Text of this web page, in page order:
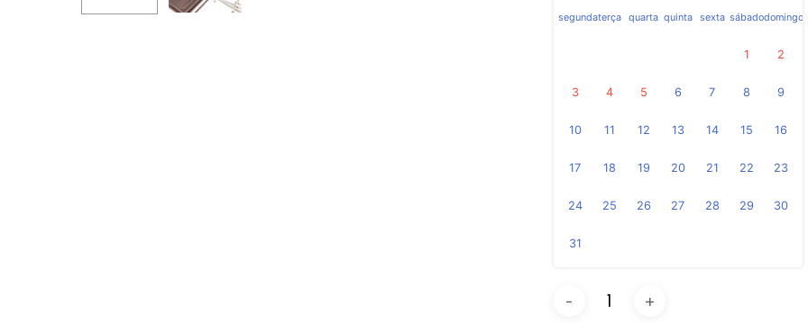
segundaterça quarta quinta sexta sábadodomingo
1 2
3 4 5 6 7 8 9
10 11 12 13 14 15 16
17 18 19 20 21 22 23
24 25 26 27 28 29 30
31